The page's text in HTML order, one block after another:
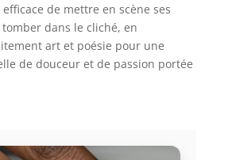
de mettre en scène ses
dans le cliché, en
art et poésie pour une
de douceur et de passion portée